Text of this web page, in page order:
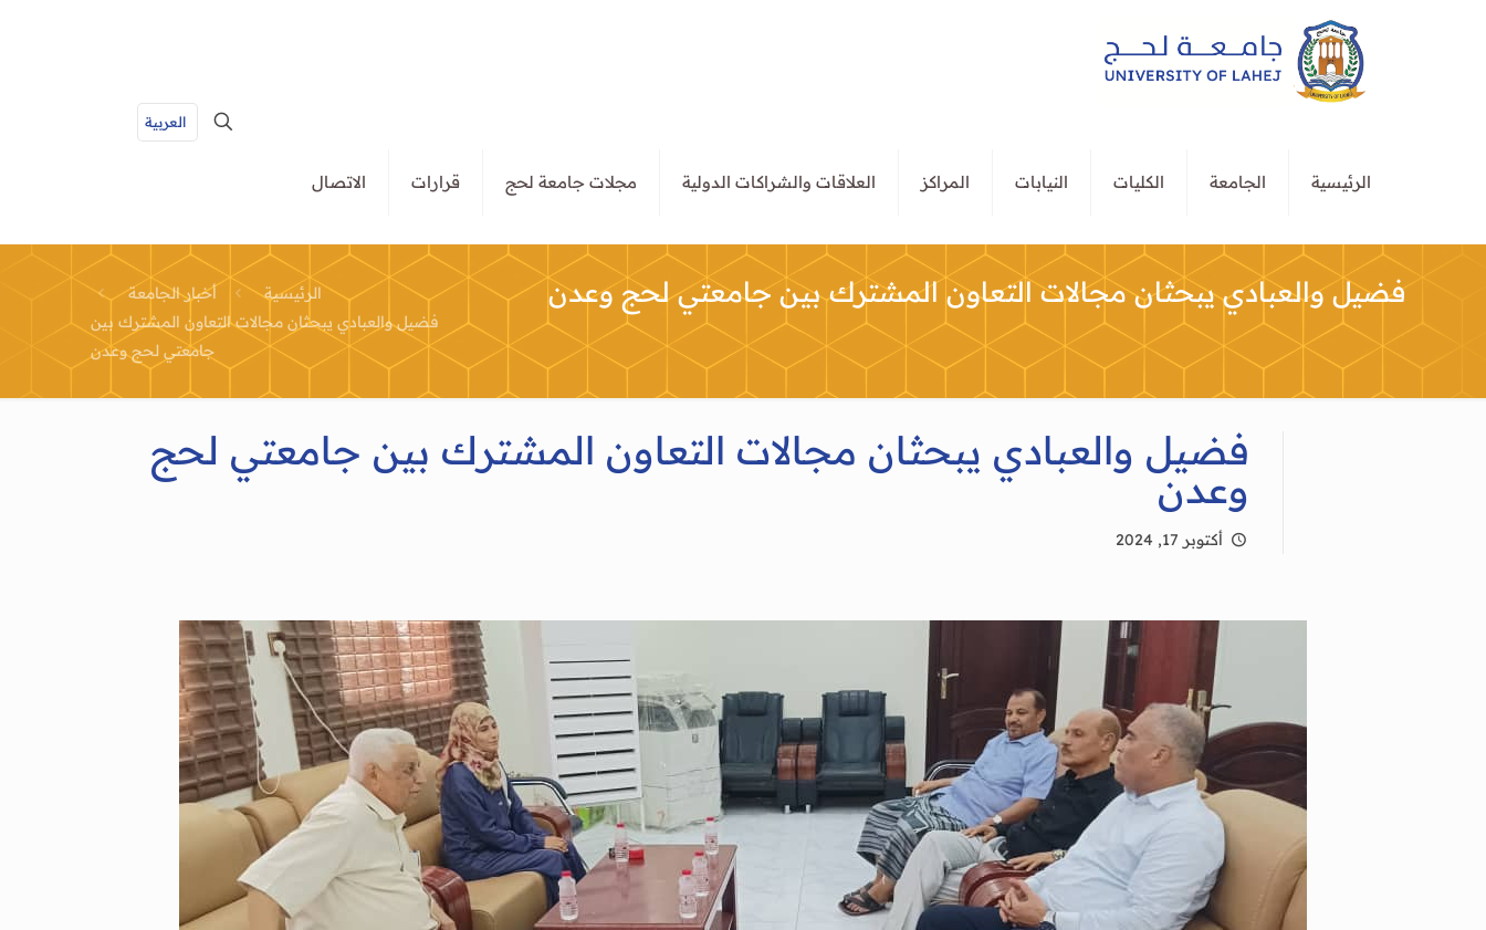
الرئيسية الجامعة الكليات النيابات المراكز العلاقات والشراكات الدولية مجلات جامعة لحج قرارات الاتصال
العربية
فضيل والعبادي يبحثان مجالات التعاون المشترك بين جامعتي لحج وعدن الرئيسية
أخبار الجامعة
فضيل والعبادي يبحثان مجالات التعاون المشترك بين
جامعتي لحج وعدن
فضيل والعبادي يبحثان مجالات التعاون المشترك بين جامعتي لحج
وعدن
أكتوبر 17, 2024